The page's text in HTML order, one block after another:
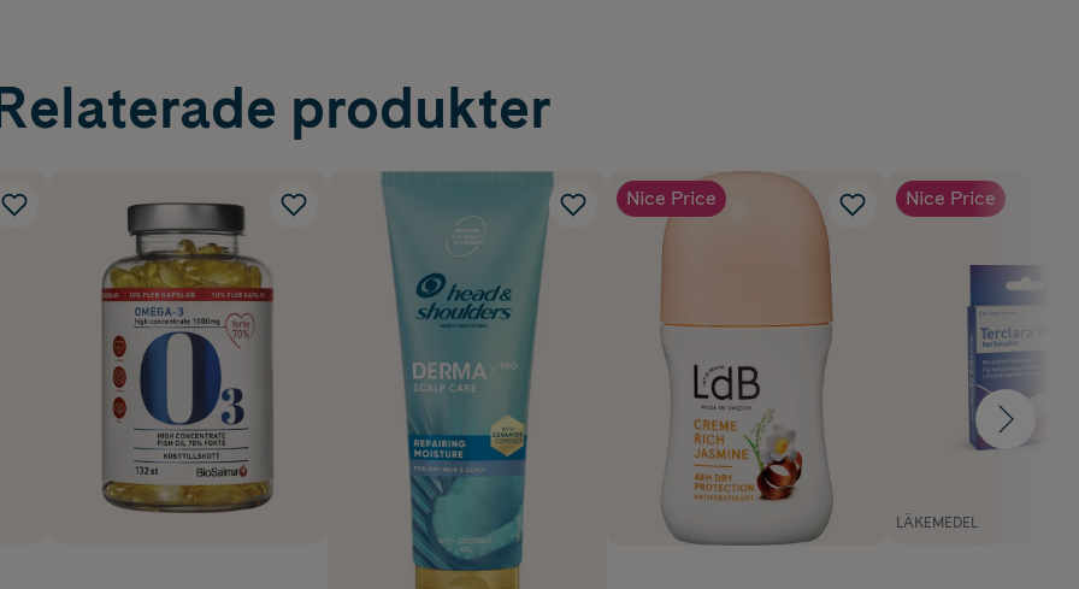
produkter
Nice Price Nice Price
LÄKEMEDEL